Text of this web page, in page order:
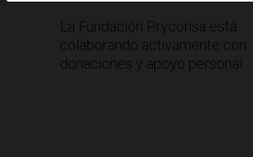
La Fundación Pryconsa está
colaborando activamente con
donaciones y apoyo personal.